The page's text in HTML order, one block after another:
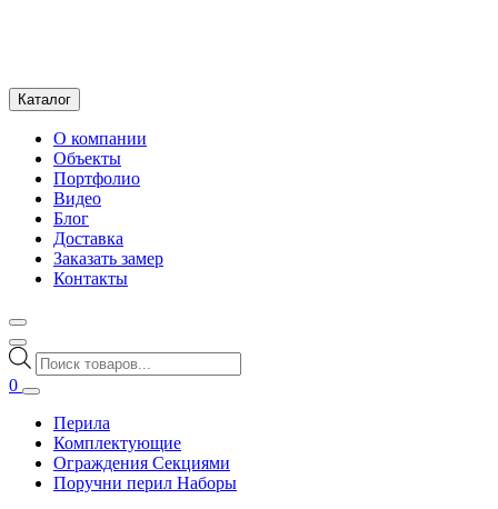
Каталог
О компании
Объекты
Портфолио
Видео
Блог
Доставка
Заказать замер
Контакты
Поиск
товаров
0
Перила
Комплектующие
Ограждения Секциями
Поручни перил Наборы